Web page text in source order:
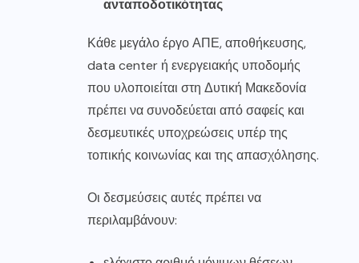
ανταποδοτικότητας
Κάθε μεγάλο έργο ΑΠΕ, αποθήκευσης,
data center ή ενεργειακής υποδομής
που υλοποιείται στη Δυτική Μακεδονία
πρέπει να συνοδεύεται από σαφείς και
δεσμευτικές υποχρεώσεις υπέρ της
τοπικής κοινωνίας και της απασχόλησης.
Οι δεσμεύσεις αυτές πρέπει να
περιλαμβάνουν: